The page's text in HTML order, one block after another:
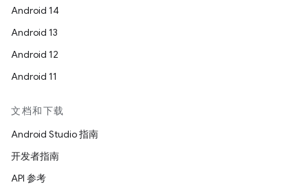
Android 14
Android 13
Android 12
Android 11
文档和下载
Android Studio 指南
开发者指南
API 参考